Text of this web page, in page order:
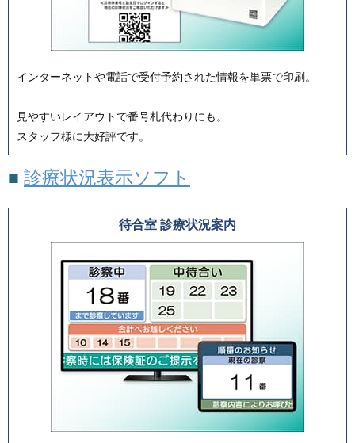
インターネットや電話で受付予約された情報を単票で印刷。
見やすいレイアウトで番号札代わりにも。
スタッフ様に大好評です。
■ 診療状況表示ソフト
待合室 診療状況案内